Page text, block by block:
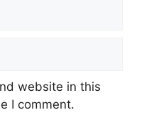
website in this
I comment.